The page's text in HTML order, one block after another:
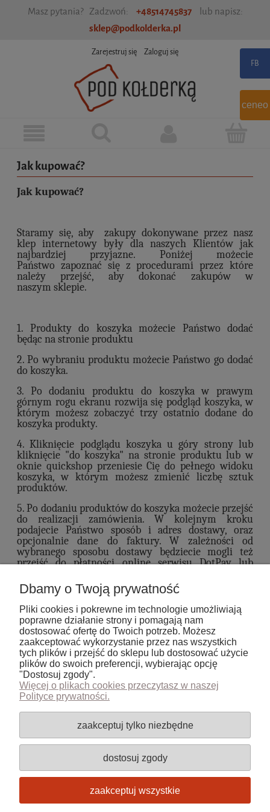
Masz pytania? Zadzwoń: +48514745837
lub napisz:
sklep@podkolderka.pl
Zarejestruj się Zaloguj się
Jak kupować?
Jak kupować?
Staramy się, aby zakupy dokonywane przez nasz
klep internetowy były dla naszych Klientów jak
najbardziej przyjazne. Poniżej możecie
Państwo zapoznać się z procedurami przez które
należy przejść, aby dokonać zakupów w
naszym sklepie.
1. Produkty do koszyka możecie Państwo dodać
będąc na stronie produktu
2. Po wybraniu produktu możecie Państwo go dodać
do koszyka.
3. Po dodaniu produktu do koszyka w prawym
górnym rogu ekranu rozwija się podgląd koszyka, w
którym możesz zobaczyć trzy ostatnio dodane do
koszyka produkty.
4. Kliknięcie podglądu koszyka u góry strony lub
kliknięcie "do koszyka" na stronie produktu lub w
oknie quickshop przeniesie Cię do pełnego widoku
koszyka, w którym możesz zmienić liczbę sztuk
produktów.
5. Po dodaniu produktów do koszyka możecie przejść
do realizacji zamówienia. W kolejnym kroku
podajecie Państwo sposób i adres dostawy, oraz
opcjonalnie dane do faktury. W zależności od
wybranego sposobu dostawy będziecie mogli też
przejść do płatności online serwisu DotPay lub
odbioru osobistego lub dostawy kurierem na
wskazany adres móżna także wybrać płatność przy
odbiorze.
6. Po złożeniu zamówienia otrzymacie Państwo
maila z potwierdzeniem wpłynięcia zamówienia do
realizacji.
ceneo
Moje konto
Płatności i dostawa
Informacje
Dbamy o Twoją prywatność
Pliki cookies i pokrewne im technologie umożliwiają
poprawne działanie strony i pomagają nam
dostosować ofertę do Twoich potrzeb. Możesz
zaakceptować wykorzystanie przez nas wszystkich
tych plików i przejść do sklepu lub dostosować użycie
plików do swoich preferencji, wybierając opcję
"Dostosuj zgody".
Więcej o plikach cookies przeczytasz w naszej
Polityce prywatności.
zaakceptuj tylko niezbędne
dostosuj zgody
zaakceptuj wszystkie